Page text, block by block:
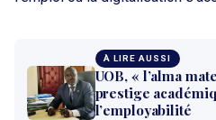
À LIRE AUSSI
UOB, « l’alma
prestige
l’employabilité